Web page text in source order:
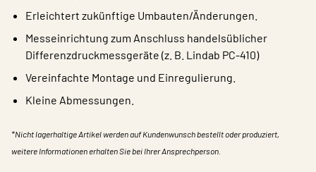
Erleichtert zukünftige Umbauten/Änderungen.
Messeinrichtung zum Anschluss handelsüblicher
Differenzdruckmessgeräte (z. B. Lindab PC-410)
Vereinfachte Montage und Einregulierung.
Kleine Abmessungen.
*Nicht lagerhaltige Artikel werden auf Kundenwunsch bestellt oder produziert,
weitere Informationen erhalten Sie bei Ihrer Ansprechperson.